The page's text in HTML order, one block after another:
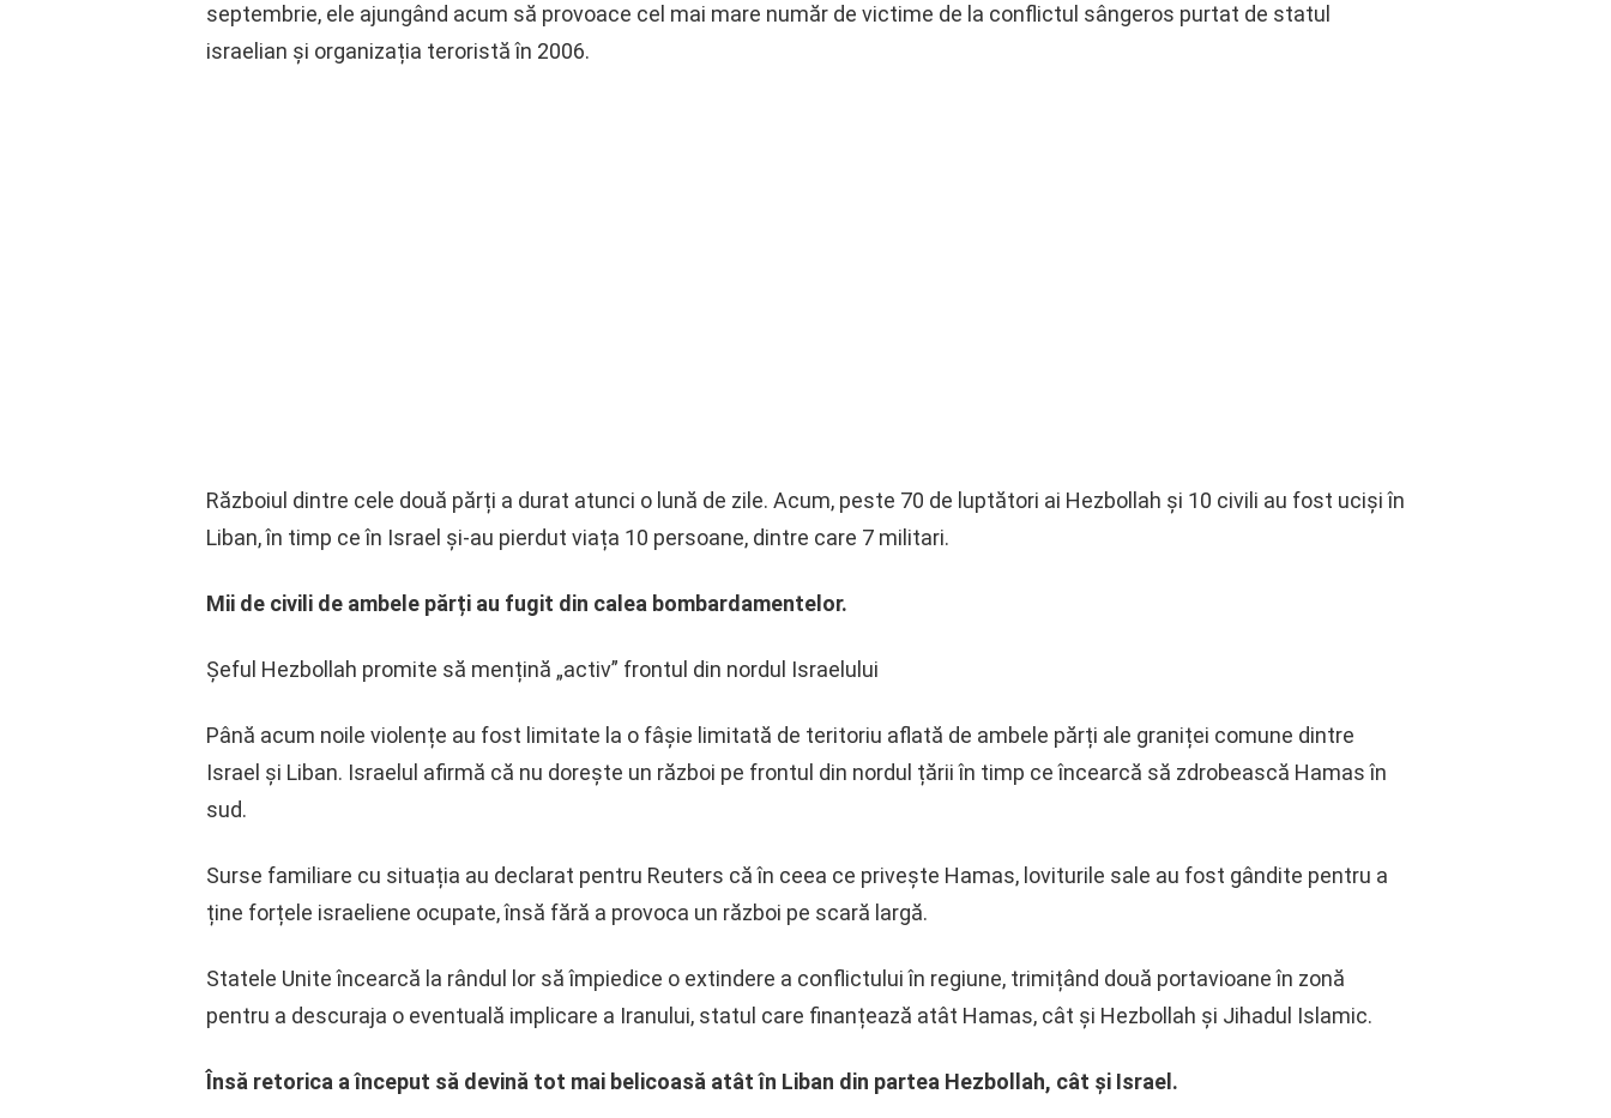
septembrie, ele ajungând acum să provoace cel mai mare număr de victime de la conflictul sângeros purtat de statul
israelian și organizația teroristă în 2006.
Războiul dintre cele două părți a durat atunci o lună de zile. Acum, peste 70 de luptători ai Hezbollah și 10 civili au fost uciși în
Liban, în timp ce în Israel și-au pierdut viața 10 persoane, dintre care 7 militari.
Mii de civili de ambele părți au fugit din calea bombardamentelor.
Șeful Hezbollah promite să mențină „activ” frontul din nordul Israelului
Până acum noile violențe au fost limitate la o fâșie limitată de teritoriu aflată de ambele părți ale graniței comune dintre
Israel și Liban. Israelul afirmă că nu dorește un război pe frontul din nordul țării în timp ce încearcă să zdrobească Hamas în
sud.
Surse familiare cu situația au declarat pentru Reuters că în ceea ce privește Hamas, loviturile sale au fost gândite pentru a
ține forțele israeliene ocupate, însă fără a provoca un război pe scară largă.
Statele Unite încearcă la rândul lor să împiedice o extindere a conflictului în regiune, trimițând două portavioane în zonă
pentru a descuraja o eventuală implicare a Iranului, statul care finanțează atât Hamas, cât și Hezbollah și Jihadul Islamic.
Însă retorica a început să devină tot mai belicoasă atât în Liban din partea Hezbollah, cât și Israel.